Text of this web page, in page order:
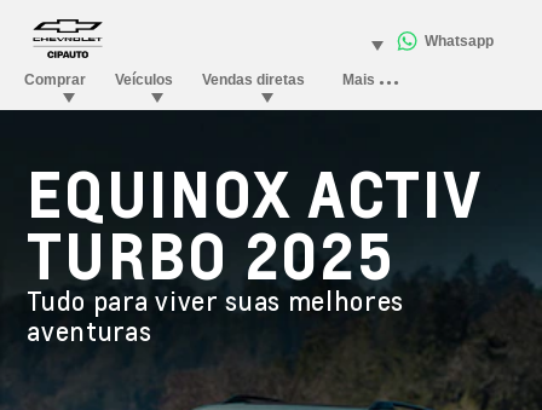
EQUINOX ACTIV
TURBO 2025
Tudo para viver suas melhores
aventuras